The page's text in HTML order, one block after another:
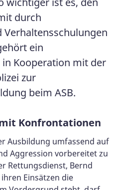
durch
ein
Kooperation mit der
zur
beim ASB.
Konfrontationen
Ausbildung umfassend auf
Aggression vorbereitet zu
Rettungsdienst, Bernd
Einsätzen die